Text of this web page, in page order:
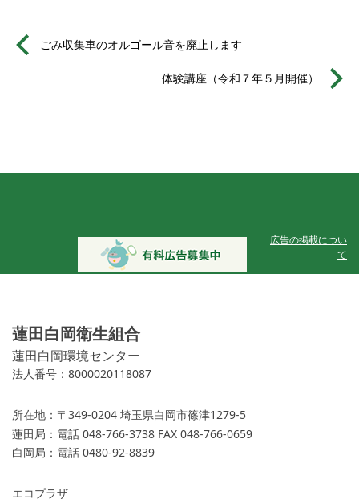
ごみ収集車のオルゴール音を廃止します
体験講座（令和７年５月開催）
広告の掲載につい
て
蓮田白岡衛生組合
蓮田白岡環境センター
法人番号：8000020118087
所在地： 〒349-0204 埼玉県白岡市篠津1279-5
蓮田局： 電話 048-766-3738 FAX 048-766-0659
白岡局： 電話 0480-92-8839
エコプラザ